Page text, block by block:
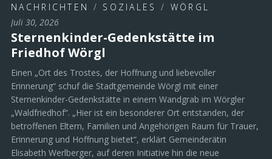
NACHRICHTEN / SOZIALES / WÖRGL
Juli 30, 2026
Sternenkinder-Gedenkstätte im
Friedhof Wörgl
Einen „Ort des Trostes, der Hoffnung und liebevoller
Erinnerung“ schuf die Stadtgemeinde Wörgl mit einer
Sternenkinder-Gedenkstätte in einem Wandgrab im Wörgler
„Waldfriedhof“. „Hier ist ein besonderer Ort entstanden, der
betroffenen Eltern, Familien und Angehörigen Raum für Trauer,
Erinnerung und Hoffnung bietet“, erklärt Gemeinderätin
Elisabeth Werlberger, auf deren Initiative hin die neue